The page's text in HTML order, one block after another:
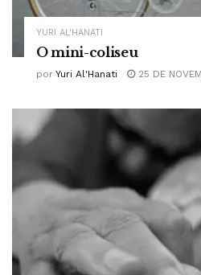
YURI AL'HANATI
O mini-coliseu
por Yuri Al'Hanati 25 DE